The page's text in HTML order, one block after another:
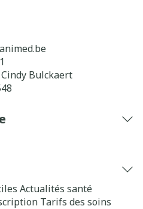
Cindy Bulckaert
Actualités santé
Tarifs des soins